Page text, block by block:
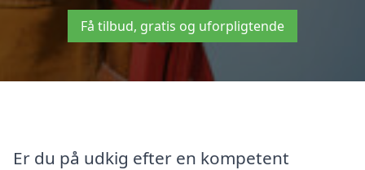
Få tilbud, gratis og uforpligtende
Er du på udkig efter en kompetent